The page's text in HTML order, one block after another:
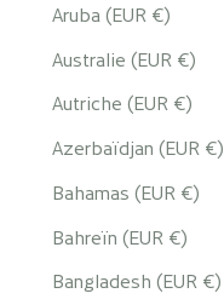
Aruba (EUR €)
Australie (EUR €)
Autriche (EUR €)
Azerbaïdjan (EUR €)
Bahamas (EUR €)
Bahreïn (EUR €)
Bangladesh (EUR €)